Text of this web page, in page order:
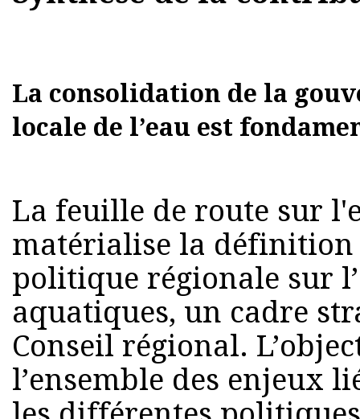
La consolidation de la
locale de l’eau est
La feuille de route sur
matérialise la définition
politique régionale sur
aquatiques, un cadre
Conseil régional.
l’ensemble des enjeux